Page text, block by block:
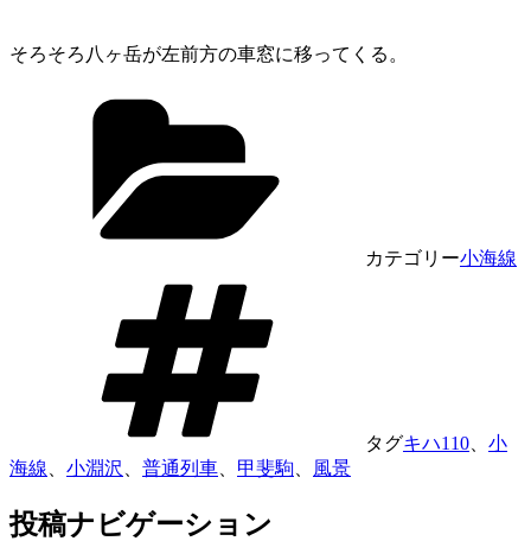
そろそろ八ヶ岳が左前方の車窓に移ってくる。
カテゴリー小海線
タグキハ110
小
海線
小淵沢 普通列車 甲斐駒 風景
投稿ナビゲーション